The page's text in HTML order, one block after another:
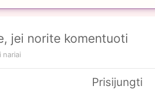
jei norite komentuoti
nariai
Prisijungti